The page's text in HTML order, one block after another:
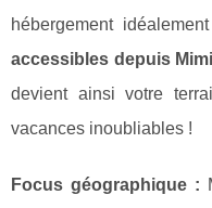
hébergement
accessibles depuis
devient ainsi votre
vacances inoubliables !
Focus géographique :